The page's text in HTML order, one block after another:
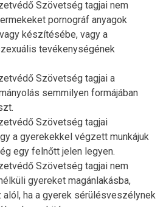
Szövetség tagjai nem
pornográf anyagok
készítésébe, vagy a
tevékenységének
Szövetség tagjai a
semmilyen formájában
Szövetség tagjai
a gyerekekkel végzett munkájuk
egy felnőtt jelen legyen.
Szövetség tagjai nem
gyereket magánlakásba,
ha a gyerek sérülésveszélynek